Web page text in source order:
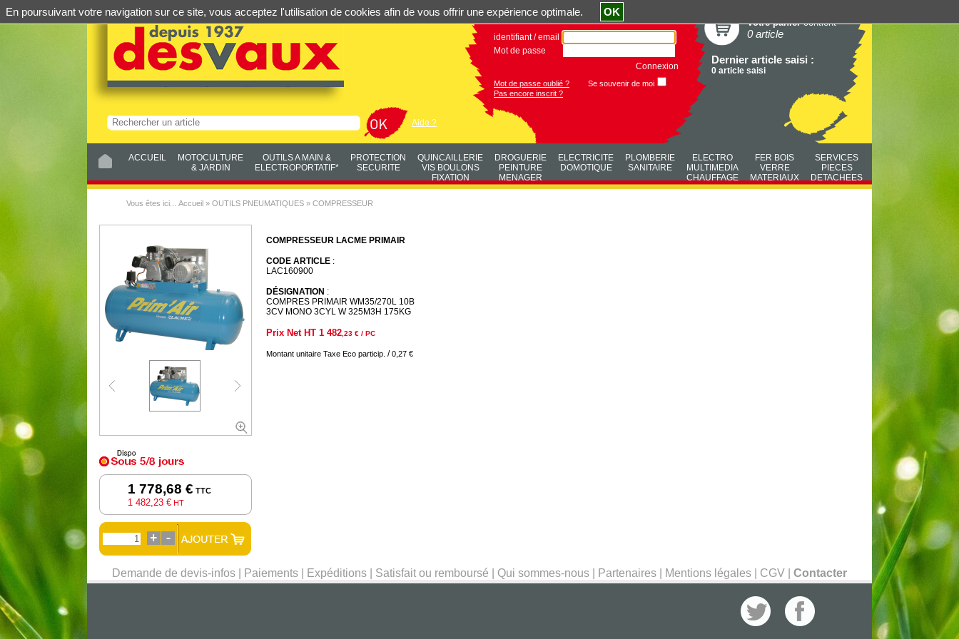
Aide ?
identifiant / email
Mot de passe
Connexion
Mot de passe oublié ?
Se souvenir de moi
Pas encore inscrit ?
Votre paniercontient
0 article
Dernier article saisi :
0 article saisi
ACCUEIL
MOTOCULTURE
& JARDIN
OUTILS A MAIN &
ELECTROPORTATIF*
PROTECTION
SECURITE
QUINCAILLERIE
VIS BOULONS
FIXATION
DROGUERIE
PEINTURE
MENAGER
ELECTRICITE
DOMOTIQUE
PLOMBERIE
SANITAIRE
ELECTRO
MULTIMEDIA
CHAUFFAGE
FER BOIS
VERRE
MATERIAUX
SERVICES
PIECES
DETACHEES
Vous êtes ici... Accueil » OUTILS PNEUMATIQUES » COMPRESSEUR
1 778,68 € TTC
1 482,23 € HT
COMPRESSEUR LACME PRIMAIR
CODE ARTICLE :
LAC160900
DÉSIGNATION :
COMPRES PRIMAIR WM35/270L 10B
3CV MONO 3CYL W 325M3H 175KG
Prix Net HT 1 482 ,23 € / PC
Montant unitaire Taxe Eco particip. /0,27 €
Demande de devis-infos Paiements Expéditions Satisfait ou remboursé Qui sommes-nous Partenaires Mentions légales CGV Contacter
En poursuivant votre navigation sur ce site, vous acceptez l'utilisation de cookies afin de vous offrir une expérience optimale. OK